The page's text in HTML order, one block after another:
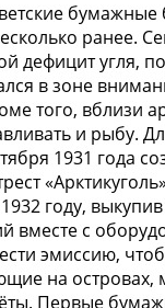
бумажные
ранее.
дефицит угля,
в зоне
того, вблизи
и рыбу.
1931 года
году,
вместе с
эмиссию,
на островах,
Первые